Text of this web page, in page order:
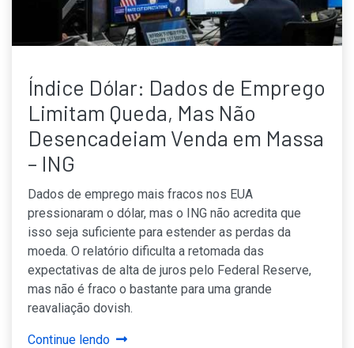
Índice Dólar: Dados de Emprego
Limitam Queda, Mas Não
Desencadeiam Venda em Massa
– ING
Dados de emprego mais fracos nos EUA
pressionaram o dólar, mas o ING não acredita que
isso seja suficiente para estender as perdas da
moeda. O relatório dificulta a retomada das
expectativas de alta de juros pelo Federal Reserve,
mas não é fraco o bastante para uma grande
reavaliação dovish.
Continue lendo